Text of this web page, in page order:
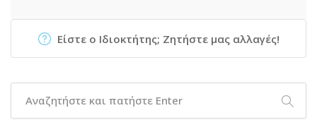
Είστε ο Ιδιοκτήτης; Ζητήστε μας αλλαγές!